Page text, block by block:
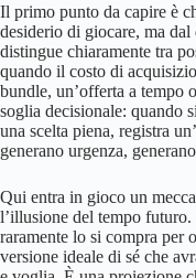
Il primo punto da capire è
desiderio di giocare, ma
distingue chiaramente tra
quando il costo di
bundle, un’offerta a tempo
soglia decisionale: quando
una scelta piena, registra
generano urgenza,
Qui entra in gioco un
l’illusione del tempo
raramente lo si compra per
versione ideale di sé che